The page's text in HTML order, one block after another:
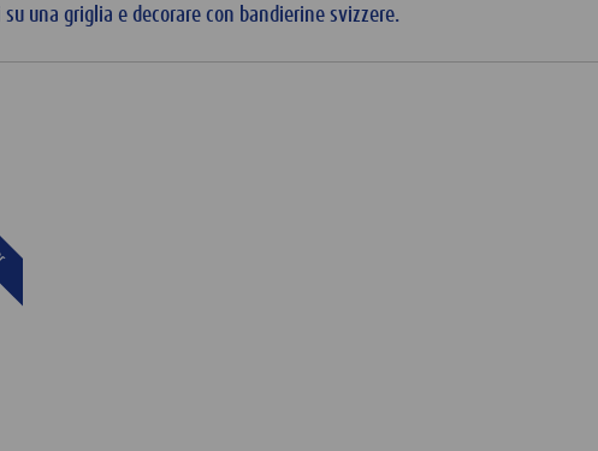
una griglia e decorare con bandierine svizzere.